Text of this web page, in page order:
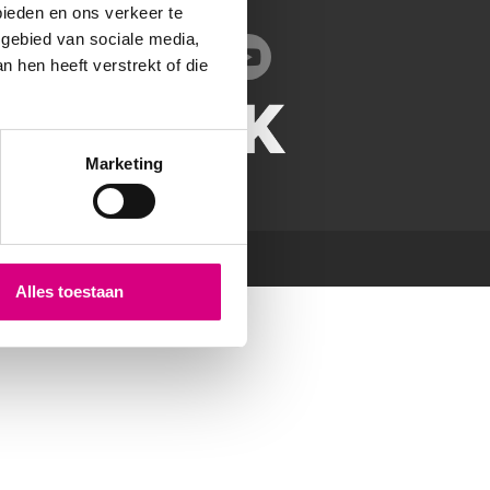
en ons verkeer te
van sociale media,
hen heeft verstrekt of die
Marketing
Alles toestaan
info@bereik.nl